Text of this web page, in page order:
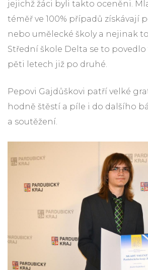
jejichž žáci byli takto oceněni.
téměř ve 100% případů získávají
nebo umělecké školy a nejinak
Střední škole Delta se to
pěti letech již po druhé.
Pepovi Gajdůškovi patří velké
hodně štěstí a píle i do dalšího
a soutěžení.